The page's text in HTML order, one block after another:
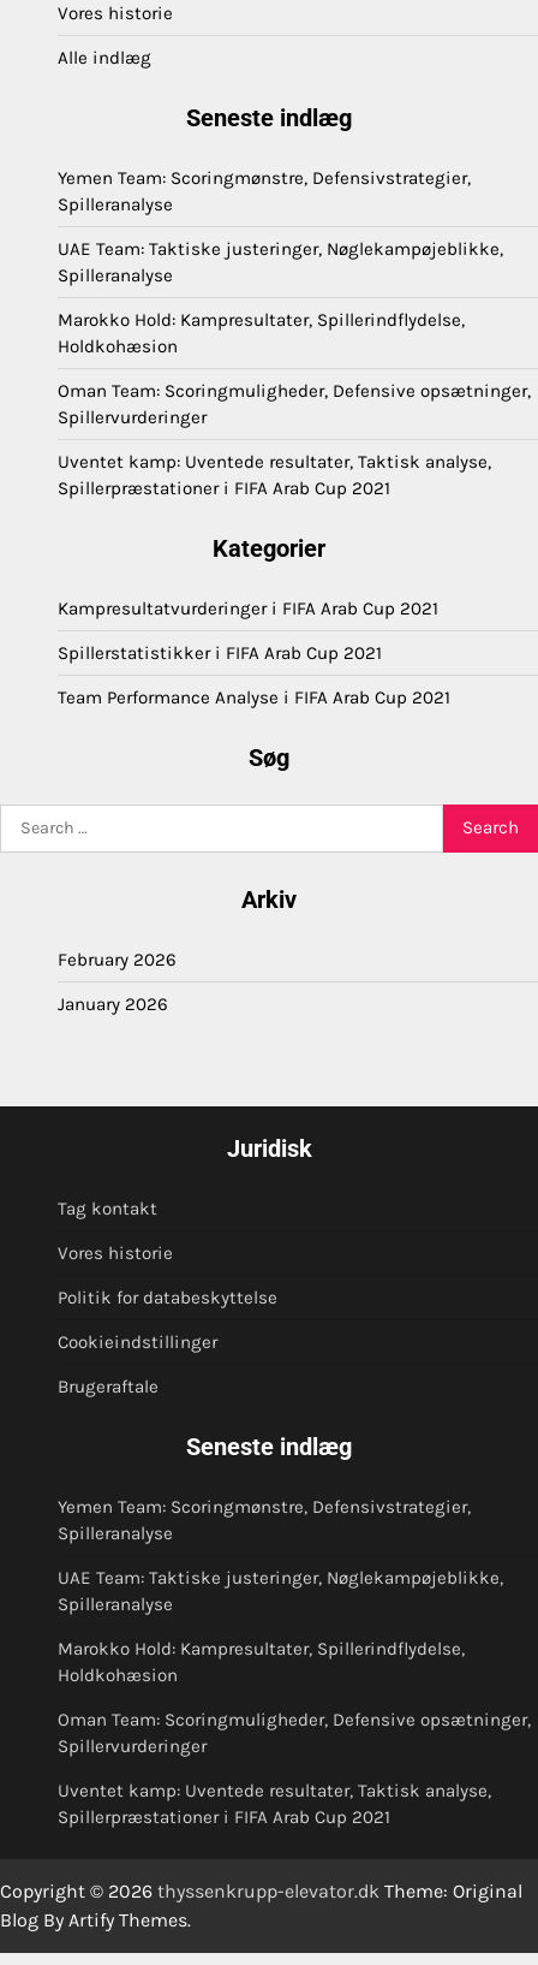
Vores historie
Alle indlæg
Seneste indlæg
Yemen Team: Scoringmønstre, Defensivstrategier,
Spilleranalyse
UAE Team: Taktiske justeringer, Nøglekampøjeblikke,
Spilleranalyse
Marokko Hold: Kampresultater, Spillerindflydelse,
Holdkohæsion
Oman Team: Scoringmuligheder, Defensive opsætninger,
Spillervurderinger
Uventet kamp: Uventede resultater, Taktisk analyse,
Spillerpræstationer i FIFA Arab Cup 2021
Kategorier
Kampresultatvurderinger i FIFA Arab Cup 2021
Spillerstatistikker i FIFA Arab Cup 2021
Team Performance Analyse i FIFA Arab Cup 2021
Søg
Arkiv
February 2026
January 2026
Juridisk
Tag kontakt
Vores historie
Politik for databeskyttelse
Cookieindstillinger
Brugeraftale
Seneste indlæg
Yemen Team: Scoringmønstre, Defensivstrategier,
Spilleranalyse
UAE Team: Taktiske justeringer, Nøglekampøjeblikke,
Spilleranalyse
Marokko Hold: Kampresultater, Spillerindflydelse,
Holdkohæsion
Oman Team: Scoringmuligheder, Defensive opsætninger,
Spillervurderinger
Uventet kamp: Uventede resultater, Taktisk analyse,
Spillerpræstationer i FIFA Arab Cup 2021
Copyright © 2026 thyssenkrupp-elevator.dk Theme: Original
Blog By Artify Themes.